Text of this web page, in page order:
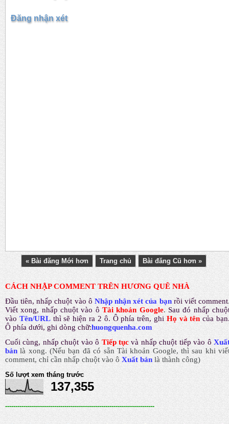
Đăng nhận xét
« Bài đăng Mới hơn Trang chủ Bài đăng Cũ hơn »
CÁCH NHẬP COMMENT TRÊN HƯƠNG QUÊ NHÀ
Đầu tiên, nhấp chuột vào ô Nhập nhận xét của bạn rồi viết comment
Viết xong, nhấp chuột vào ô Tài khoản Google. Sau đó nhấp
vào Tên/URL thì sẽ hiện ra 2 ô. Ô phía trên, ghiHọ và tên của
Ô phía dưới, ghi dòng chữ:huongquenha.com
Cuối cùng, nhấp chuột vào ô Tiếp tục và nhấp chuột tiếp vào ô
bản là xong.(Nếu bạn đã có sẵn Tài khoản Google, thì sau khi
comment, chỉ cần nhấp chuột vào ôXuất bản là thành công)
Số lượt xem tháng trước
137,355
-------------------------------------------------------------------------